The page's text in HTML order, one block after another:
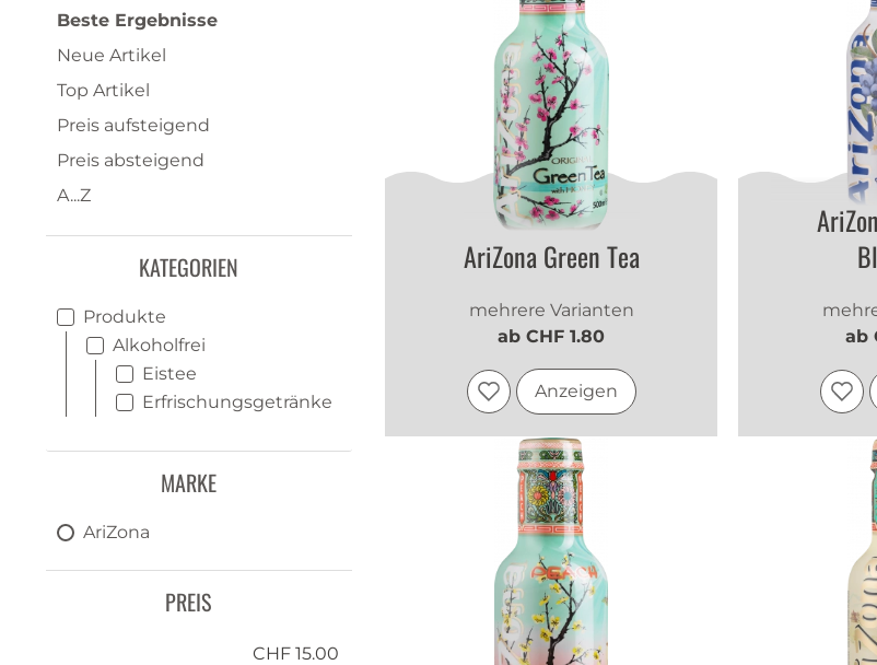
Beste Ergebnisse
Neue Artikel
Top Artikel
Preis aufsteigend
Preis absteigend
A...Z
KATEGORIEN
Produkte
Alkoholfrei
Eistee
Erfrischungsgetränke
MARKE
AriZona
PREIS
CHF 15.00
AriZona Green Tea
mehrere Varianten
ab CHF 1.80
Anzeigen
ab